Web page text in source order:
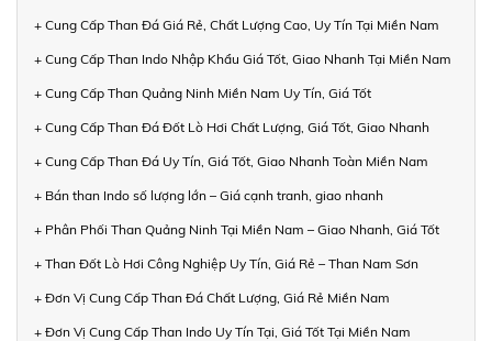
+ Cung Cấp Than Đá Giá Rẻ, Chất Lượng Cao, Uy Tín Tại Miền Nam
+ Cung Cấp Than Indo Nhập Khẩu Giá Tốt, Giao Nhanh Tại Miền Nam
+ Cung Cấp Than Quảng Ninh Miền Nam Uy Tín, Giá Tốt
+ Cung Cấp Than Đá Đốt Lò Hơi Chất Lượng, Giá Tốt, Giao Nhanh
+ Cung Cấp Than Đá Uy Tín, Giá Tốt, Giao Nhanh Toàn Miền Nam
+ Bán than Indo số lượng lớn – Giá cạnh tranh, giao nhanh
+ Phân Phối Than Quảng Ninh Tại Miền Nam – Giao Nhanh, Giá Tốt
+ Than Đốt Lò Hơi Công Nghiệp Uy Tín, Giá Rẻ – Than Nam Sơn
+ Đơn Vị Cung Cấp Than Đá Chất Lượng, Giá Rẻ Miền Nam
+ Đơn Vị Cung Cấp Than Indo Uy Tín Tại, Giá Tốt Tại Miền Nam